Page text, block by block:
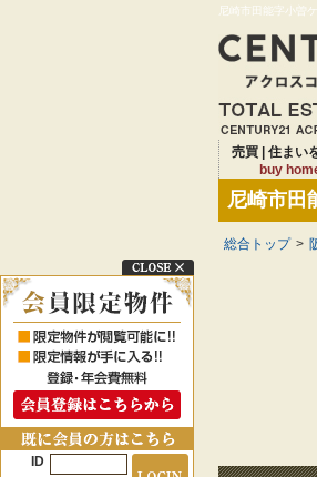
尼崎市田能字小曽
売買 | 住まい
buy
尼崎市田
総合トップ >
ID